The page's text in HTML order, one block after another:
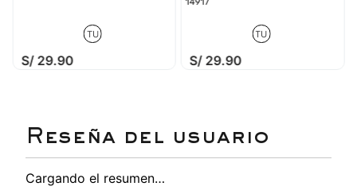
TU
S/ 29.90
TU
S/ 29.90
Cargando el resumen…